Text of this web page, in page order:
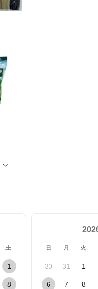
土
1
8
日 月 火
30 31 1
6 7 8